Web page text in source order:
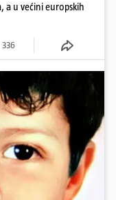
a u većini europskih
336